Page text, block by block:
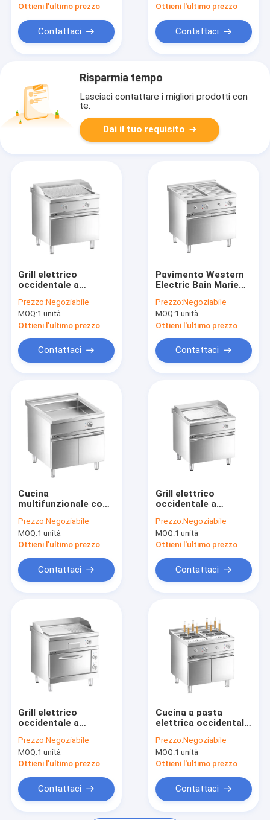
Prodotti
Video
Su di noi
Contattaci
Notizie
Ottieni l'ultimo prezzo
Contattaci
Ottieni l'ultimo prezzo
Contattaci
Risparmia tempo
Lasciaci contattare i migliori prodotti con
te.
Dai il tuo requisito
Grill elettrico
occidentale a
armadio
Prezzo:Negoziabile
MOQ:1 unità
Ottieni l'ultimo prezzo
Contattaci
Pavimento Western
Electric Bain Marie
Prezzo:Negoziabile
MOQ:1 unità
Ottieni l'ultimo prezzo
Contattaci
Cucina
multifunzionale con
Prezzo:Negoziabile
MOQ:1 unità
Ottieni l'ultimo prezzo
Contattaci
Grill elettrico
occidentale a
armadio
Prezzo:Negoziabile
MOQ:1 unità
Ottieni l'ultimo prezzo
Contattaci
Grill elettrico
occidentale a
a convezione
Prezzo:Negoziabile
MOQ:1 unità
Ottieni l'ultimo prezzo
Contattaci
Cucina a pasta
elettrica occidentale
Prezzo:Negoziabile
MOQ:1 unità
Ottieni l'ultimo prezzo
Contattaci